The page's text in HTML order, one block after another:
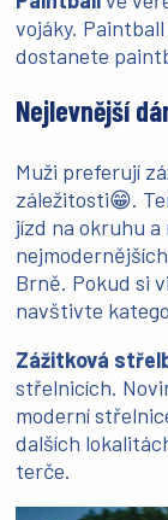
vojáky.
dostanete
Nejlevnější
Muži preferují
záležitosti😁.
jízd na okruhu
Brně. Pokud si
navštivte
Zážitková
střelnicích.
moderní
dalších
terče.